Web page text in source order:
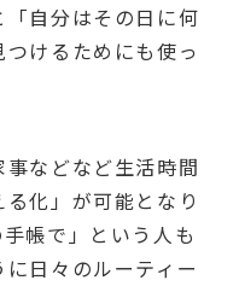
自分はその日に何
けるためにも使っ
などなど生活時間
化」が可能となり
帳で」という人も
日々のルーティー